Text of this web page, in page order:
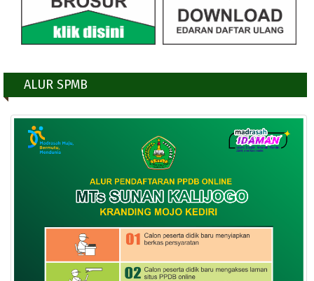
ALUR SPMB